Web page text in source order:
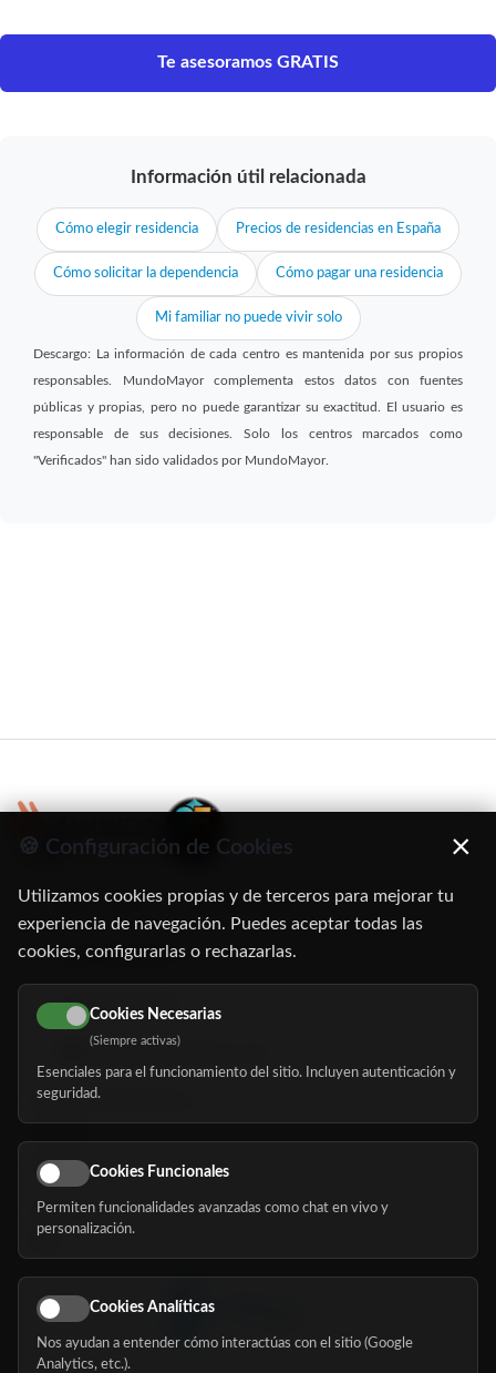
Te asesoramos GRATIS
Información útil relacionada
Cómo elegir residencia Precios de residencias en España
Cómo solicitar la dependencia Cómo pagar una residencia
Mi familiar no puede vivir solo
Descargo: La información de cada centro es mantenida por sus propios
responsables. MundoMayor complementa estos datos con fuentes
públicas y propias, pero no puede garantizar su exactitud. El usuario es
responsable de sus decisiones. Solo los centros marcados como
"Verificados" han sido validados por MundoMayor.
C/ Oruro, 11. 28016 Madrid
91 345 06 26
616 113 103
hola@mundomayor.com
Buscador de residencias
Eventos
Nosotros
Síguenos
🍪 Configuración de Cookies ×
Utilizamos cookies propias y de terceros para mejorar tu
experiencia de navegación. Puedes aceptar todas las
cookies, configurarlas o rechazarlas.
Cookies Necesarias
(Siempre activas)
Esenciales para el funcionamiento del sitio. Incluyen autenticación y
seguridad.
Cookies Funcionales
Permiten funcionalidades avanzadas como chat en vivo y
personalización.
Cookies Analíticas
Nos ayudan a entender cómo interactúas con el sitio (Google
Analytics, etc.).